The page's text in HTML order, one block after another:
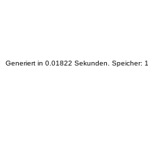
Generiert in 0.01822 Sekunden. Speicher: